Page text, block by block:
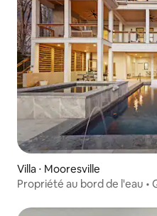
Villa ⋅ Mooresville
Propriété au bord de l'eau •